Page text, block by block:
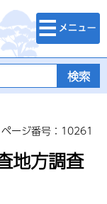
検索・メニュ
ー
ページ番号：10261
地方調査